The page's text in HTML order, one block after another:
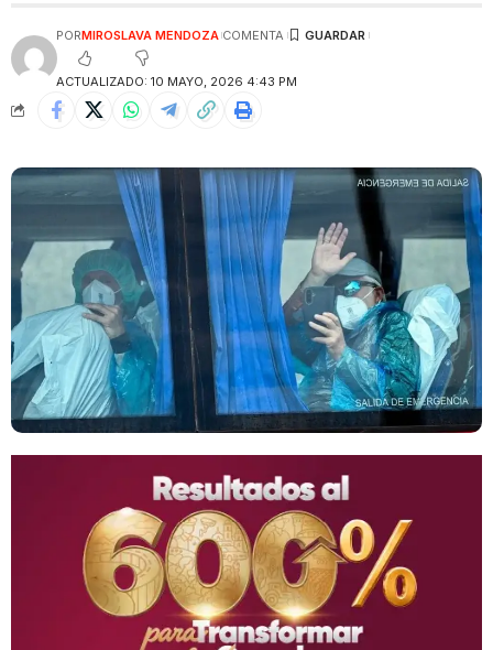
ACTUALIZADO: 10 MAYO, 2026 4:43 PM
PORMIROSLAVA MENDOZA COMENTA